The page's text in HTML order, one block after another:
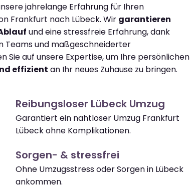
jahrelange Erfahrung für Ihren
Frankfurt nach Lübeck. Wir garantieren
und eine stressfreie Erfahrung, dank
Teams und maßgeschneiderter
Sie auf unsere Expertise, um Ihre persönlichen
effizient an Ihr neues Zuhause zu bringen.
Reibungsloser Lübeck Umzug
Garantiert ein nahtloser Umzug Frankfurt
Lübeck ohne Komplikationen.
Sorgen- & stressfrei
Ohne Umzugsstress oder Sorgen in Lübeck
ankommen.